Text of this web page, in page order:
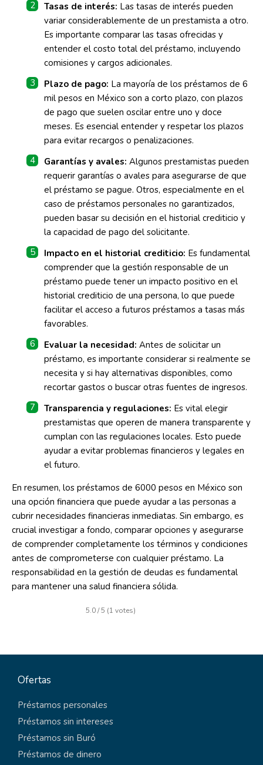
Tasas de interés: Las tasas de interés pueden
variar considerablemente de un prestamista a otro.
Es importante comparar las tasas ofrecidas y
entender el costo total del préstamo, incluyendo
comisiones y cargos adicionales.
Plazo de pago: La mayoría de los préstamos de 6
mil pesos en México son a corto plazo, con plazos
de pago que suelen oscilar entre uno y doce
meses. Es esencial entender y respetar los plazos
para evitar recargos o penalizaciones.
Garantías y avales: Algunos prestamistas pueden
requerir garantías o avales para asegurarse de que
el préstamo se pague. Otros, especialmente en el
caso de préstamos personales no garantizados,
pueden basar su decisión en el historial crediticio y
la capacidad de pago del solicitante.
Impacto en el historial crediticio: Es fundamental
comprender que la gestión responsable de un
préstamo puede tener un impacto positivo en el
historial crediticio de una persona, lo que puede
facilitar el acceso a futuros préstamos a tasas más
favorables.
Evaluar la necesidad: Antes de solicitar un
préstamo, es importante considerar si realmente se
necesita y si hay alternativas disponibles, como
recortar gastos o buscar otras fuentes de ingresos.
Transparencia y regulaciones: Es vital elegir
prestamistas que operen de manera transparente y
cumplan con las regulaciones locales. Esto puede
ayudar a evitar problemas financieros y legales en
el futuro.
En resumen, los préstamos de 6000 pesos en México son
una opción financiera que puede ayudar a las personas a
cubrir necesidades financieras inmediatas. Sin embargo, es
crucial investigar a fondo, comparar opciones y asegurarse
de comprender completamente los términos y condiciones
antes de comprometerse con cualquier préstamo. La
responsabilidad en la gestión de deudas es fundamental
para mantener una salud financiera sólida.
5.0 / 5 (1 votes)
Ofertas
Préstamos personales
Préstamos sin intereses
Préstamos sin Buró
Préstamos de dinero